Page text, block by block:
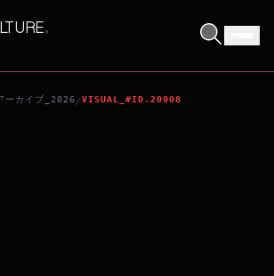
.
ーカイブ_2026 /VISUAL_#ID.20908
きる 劇場版